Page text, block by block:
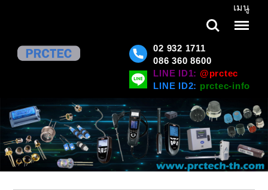
Search
เมนู
Menu
02 932 1711
086 360 8600
LINE ID1: @prctec
LINE ID2: prctec-info